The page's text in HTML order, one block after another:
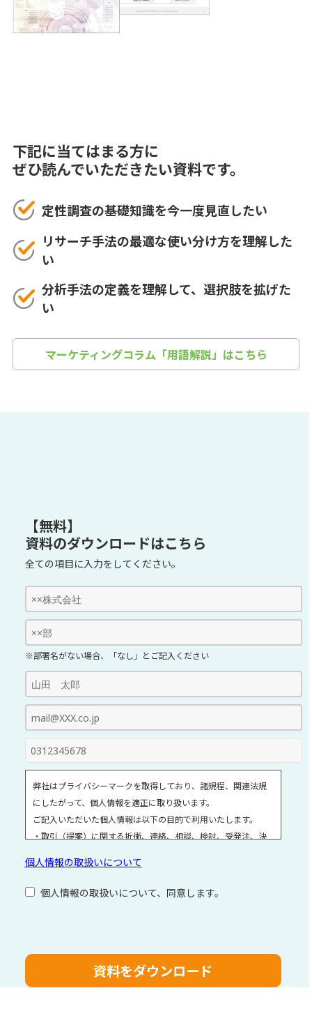
下記に当てはまる方に
ぜひ読んでいただきたい資料です。
定性調査の基礎知識を今一度見直したい
リサーチ手法の最適な使い分け方を理解した
い
分析手法の定義を理解して、選択肢を拡げた
い
マーケティングコラム「用語解説」はこちら
【無料】
資料のダウンロードはこちら
全ての項目に入力をしてください。
※部署名がない場合、「なし」とご記入ください
弊社はプライバシーマークを取得しており、諸規程、関連法規
にしたがって、個人情報を適正に取り扱います。
ご記入いただいた個人情報は以下の目的で利用いたします。
・取引（提案）に関する折衝、連絡、相談、検討、受発注、決
・取引（提案）に基づく役務等の授受
・当社サービス等に関する情報の提供、収集および伝達
個人情報の取扱いについて
個人情報の取扱いについて、同意します。
フ
ー